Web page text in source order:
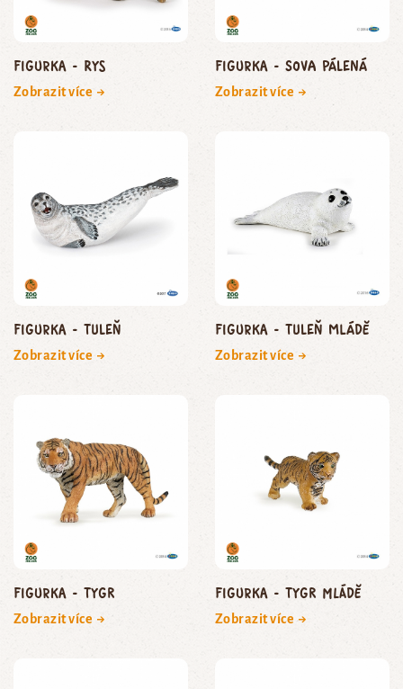
Figurka - rys
Zobrazit více →
Figurka - sova pálená
Zobrazit více →
Figurka - tuleň
Zobrazit více →
Figurka - tuleň mládě
Zobrazit více →
Figurka - tygr
Zobrazit více →
Figurka - tygr mládě
Zobrazit více →